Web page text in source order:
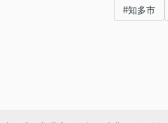
#知多市